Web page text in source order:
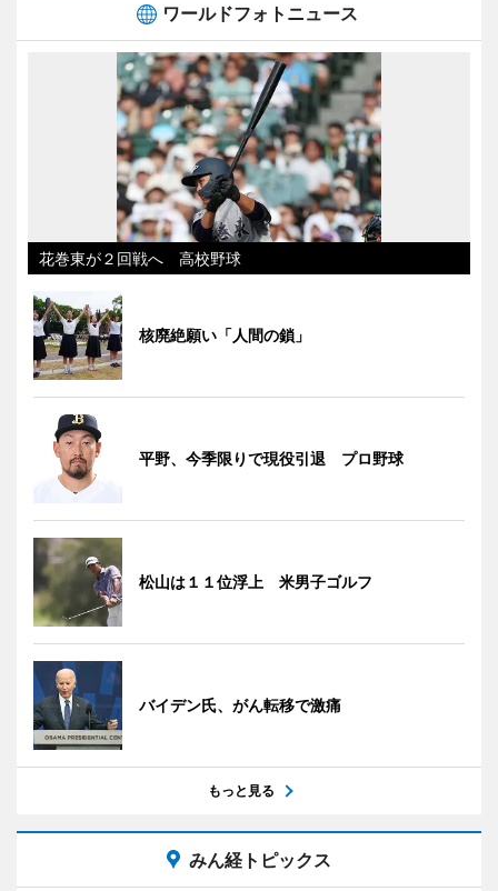
ワールドフォトニュース
花巻東が２回戦へ 高校野球
核廃絶願い「人間の鎖」
平野、今季限りで現役引退 プロ野球
松山は１１位浮上 米男子ゴルフ
バイデン氏、がん転移で激痛
もっと見る
みん経トピックス